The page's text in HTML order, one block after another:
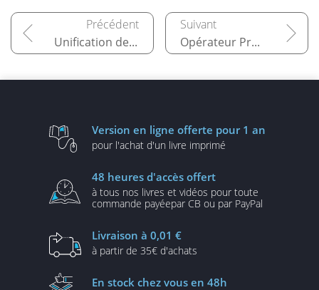
Unification de la collecte à l'aide de Grafana Alloy Opérateur Prometheus pour Kubernetes
Version en ligne offerte pour 1 an
pour l'achat d'un livre imprimé
48 heures d'accès offert
à tous nos livres et vidéos pour toute
commande payéepar CB ou par PayPal
Livraison à 0,01 €
à partir de 35€ d'achats
En stock chez vous en 48h